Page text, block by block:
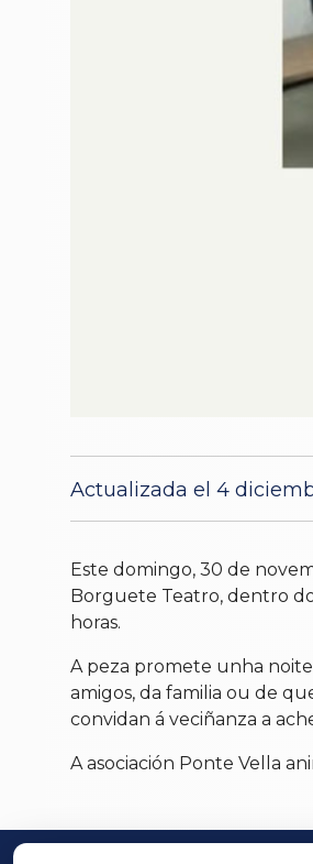
Actualizada el 4
Este domingo, 30 de
Borguete Teatro, dentro
horas.
A peza promete unha
amigos, da familia ou de
convidan á veciñanza a
A asociación Ponte Vella